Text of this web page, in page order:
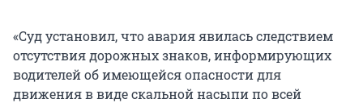
«Суд установил, что авария явилась следствием
отсутствия дорожных знаков, информирующих
водителей об имеющейся опасности для
движения в виде скальной насыпи по всей